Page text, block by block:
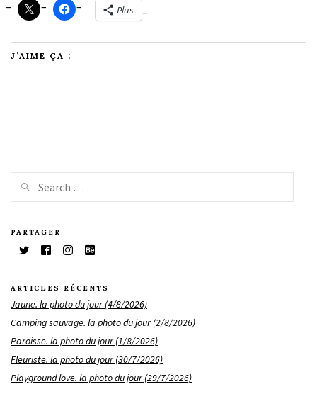
Plus
J’AIME ÇA :
PARTAGER
ARTICLES RÉCENTS
Jaune. la photo du jour (4/8/2026)
Camping sauvage. la photo du jour (2/8/2026)
Paroisse. la photo du jour (1/8/2026)
Fleuriste. la photo du jour (30/7/2026)
Playground love. la photo du jour (29/7/2026)